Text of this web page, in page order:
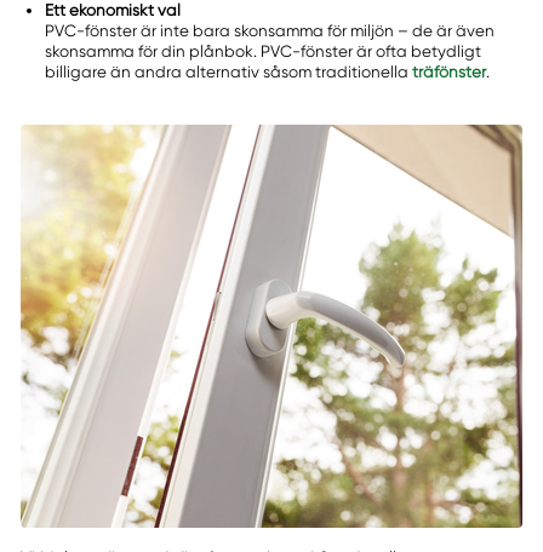
Ett ekonomiskt val
PVC-fönster är inte bara skonsamma för miljön – de är även
skonsamma för din plånbok. PVC-fönster är ofta betydligt
billigare än andra alternativ såsom traditionella träfönster.